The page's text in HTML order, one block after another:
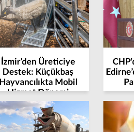
İzmir’den Üreticiye
Destek: Küçükbaş
Hayvancılıkta Mobil
Hizmet Dönemi